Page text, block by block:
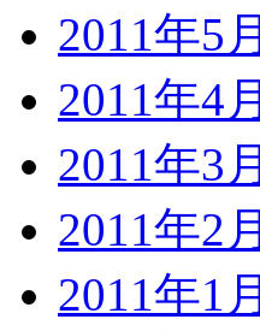
2011年5月
2011年4月
2011年3月
2011年2月
2011年1月